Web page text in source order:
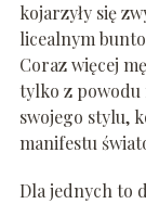
kojarzyły się
licealnym
Coraz więcej
tylko z powodu
swojego stylu,
manifestu
Dla jednych to